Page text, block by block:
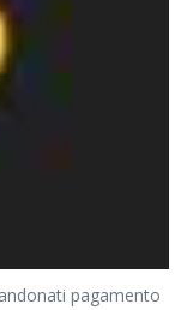
pagamento